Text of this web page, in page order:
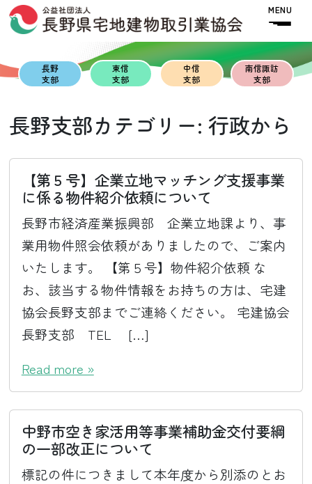
Skip to content
Skip to footer
長野
支部
東信
支部
中信
支部
南信諏訪
支部
長野支部カテゴリー: 行政から
【第５号】企業立地マッチング支援事業
に係る物件紹介依頼について
長野市経済産業振興部 企業立地課より、事
業用物件照会依頼がありましたので、ご案内
いたします。 【第５号】物件紹介依頼 な
お、該当する物件情報をお持ちの方は、宅建
協会長野支部までご連絡ください。 宅建協会
長野支部 TEL […]
Read more »
中野市空き家活用等事業補助金交付要綱
の一部改正について
標記の件につきまして本年度から別添のとお
MENU